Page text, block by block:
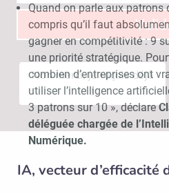
Quand on parle aux patrons
compris qu’il faut
gagner en compétitivité : 9
une priorité stratégique.
combien d’entreprises ont
utiliser l’intelligence
3 patrons sur 10 », déclare
déléguée chargée de
Numérique.
IA, vecteur d’efficacité
Non merci, je reçois déjà
!